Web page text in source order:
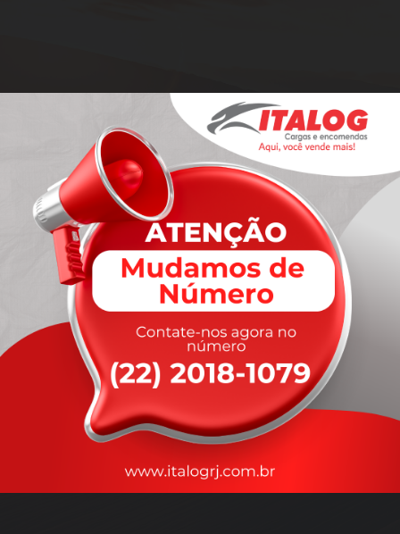
rapidez
que você precisa,
com a qualidade que vocêmerece.
Nossos motoristas são treinados para garantir a máxima
durante o transporte, com rastreamento em tempo real.